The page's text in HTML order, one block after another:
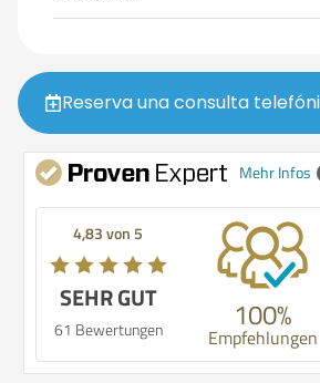
Reserva una consulta
Mehr Infos
4,83 von 5
SEHR GUT
61 Bewertungen 100%
Empfehlungen